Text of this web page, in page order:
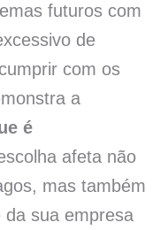
futuros com
de
com os
a
é
afeta não
mas também
da sua empresa